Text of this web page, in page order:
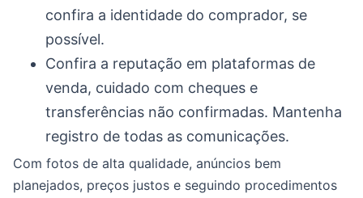
confira a identidade do comprador, se
possível.
Confira a reputação em plataformas de
venda, cuidado com cheques e
transferências não confirmadas. Mantenha
registro de todas as comunicações.
Com fotos de alta qualidade, anúncios bem
planejados, preços justos e seguindo procedimentos